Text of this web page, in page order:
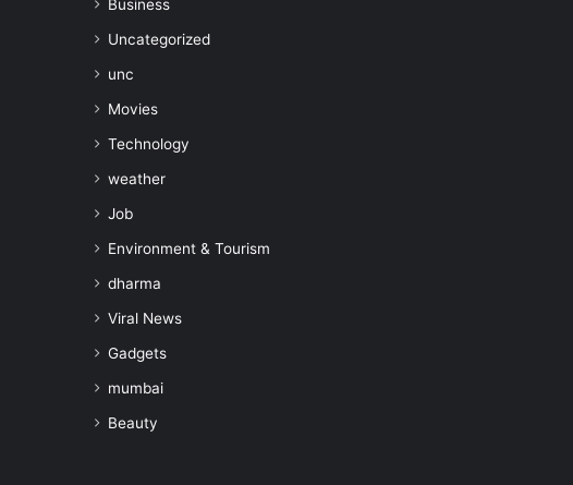
Business
Uncategorized
unc
Movies
Technology
weather
Job
Environment & Tourism
dharma
Viral News
Gadgets
mumbai
Beauty